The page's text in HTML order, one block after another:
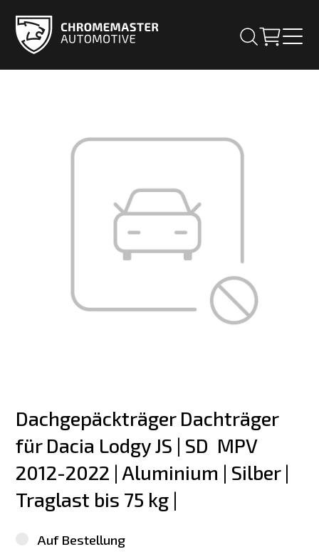
Dachgepäckträger Dachträger
für Dacia Lodgy JS | SD  MPV
2012-2022 | Aluminium | Silber |
Traglast bis 75 kg |
Auf Bestellung